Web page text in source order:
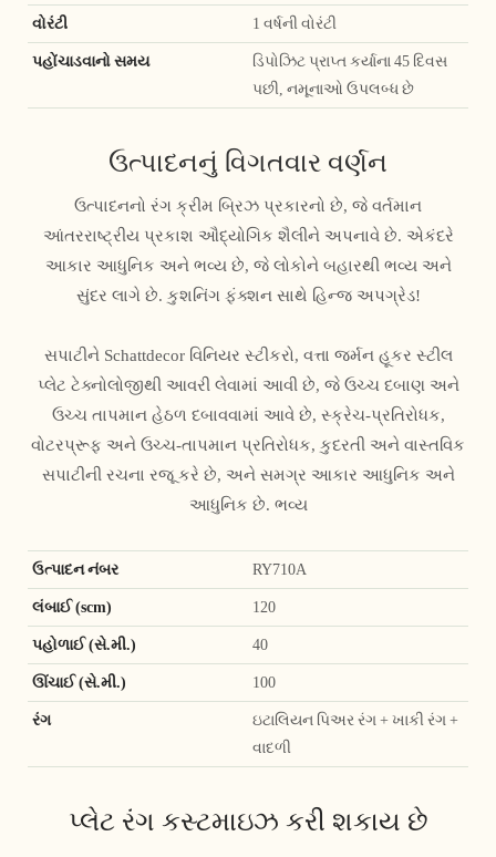
વોરંટી 1 વર્ષની વોરંટી
પહોંચાડવાનો સમય
ડિપોઝિટ પ્રાપ્ત કર્યાના 45 દિવસ
પછી, નમૂનાઓ ઉપલબ્ધ છે
ઉત્પાદનનું વિગતવાર વર્ણન
ઉત્પાદનનો રંગ ક્રીમ બ્રિઝ પ્રકારનો છે, જે વર્તમાન
આંતરરાષ્ટ્રીય પ્રકાશ ઔદ્યોગિક શૈલીને અપનાવે છે. એકંદરે
આકાર આધુનિક અને ભવ્ય છે, જે લોકોને બહારથી ભવ્ય અને
સુંદર લાગે છે. કુશનિંગ ફંક્શન સાથે હિન્જ અપગ્રેડ!
સપાટીને Schattdecor વિનિયર સ્ટીકરો, વત્તા જર્મન હૂકર સ્ટીલ
પ્લેટ ટેક્નોલોજીથી આવરી લેવામાં આવી છે, જે ઉચ્ચ દબાણ અને
ઉચ્ચ તાપમાન હેઠળ દબાવવામાં આવે છે, સ્ક્રેચ-પ્રતિરોધક,
વોટરપ્રૂફ અને ઉચ્ચ-તાપમાન પ્રતિરોધક, કુદરતી અને વાસ્તવિક
સપાટીની રચના રજૂ કરે છે, અને સમગ્ર આકાર આધુનિક અને
આધુનિક છે. ભવ્ય
ઉત્પાદન નંબર RY710A
લંબાઈ (scm) 120
પહોળાઈ (સે.મી.) 40
ઊંચાઈ (સે.મી.) 100
રંગ
ઇટાલિયન પિઅર રંગ + ખાકી રંગ +
વાદળી
પ્લેટ રંગ કસ્ટમાઇઝ કરી શકાય છે